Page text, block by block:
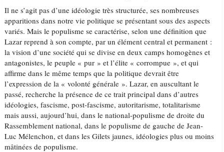
Il ne s’agit pas d’une idéologie très structurée, ses nombreuses
apparitions dans notre vie politique se présentant sous des aspects
variés. Mais le populisme se caractérise, selon une définition que
Lazar reprend à son compte, par un élément central et permanent :
la vision d’une société qui se divise en deux camps homogènes et
antagonistes, le peuple « pur » et l’élite « corrompue », et qui
affirme dans le même temps que la politique devrait être
l’expression de la « volonté générale ». Lazar, en auscultant le
passé, recherche la présence de ce trait principal dans d’autres
idéologies, fascisme, post-fascisme, autoritarisme, totalitarisme
mais aussi, aujourd’hui, dans le national-populisme de droite du
Rassemblement national, dans le populisme de gauche de Jean-
Luc Mélenchon, et dans les Gilets jaunes, idéologies plus ou moins
mâtinées de populisme.